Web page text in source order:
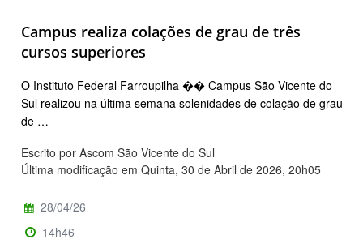
Campus realiza colações de grau de três
cursos superiores
O Instituto Federal Farroupilha �� Campus São Vicente do
Sul realizou na última semana solenidades de colação de grau
de …
Escrito por Ascom São Vicente do Sul
Última modificação em Quinta, 30 de Abril de 2026, 20h05
28/04/26
14h46